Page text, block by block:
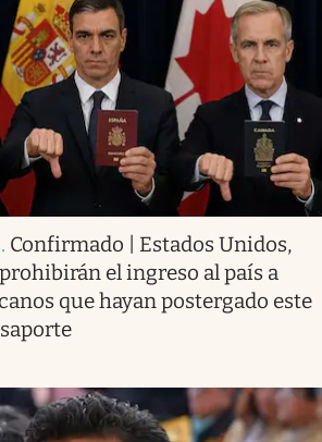
. Confirmado | Estados Unidos,
el ingreso al país a
que hayan postergado este